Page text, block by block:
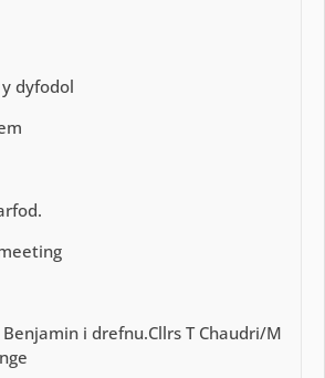
dyfodol
i drefnu.Cllrs T Chaudri/M